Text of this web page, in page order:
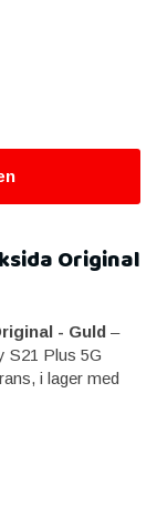
Original
- Guld –
S21 Plus 5G
i lager med